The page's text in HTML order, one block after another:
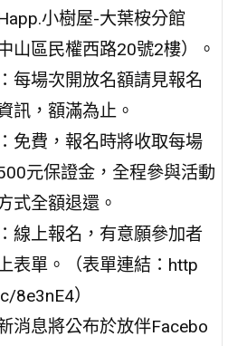
小樹屋-大葉桉分館
山區民權西路20號2樓）。
每場次開放名額請見報名
訊，額滿為止。
免費，報名時將收取每場
元保證金，全程參與活動
式全額退還。
線上報名，有意願參加者
表單。（表單連結：http
8e3nE4）
消息將公布於放伴Facebo